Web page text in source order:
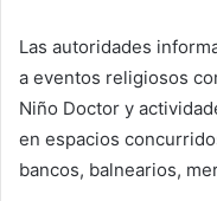
Las autoridades
a eventos religiosos
Niño Doctor y
en espacios
bancos, balnearios,